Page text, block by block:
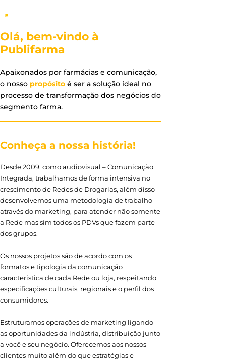
Olá, bem-vindo à
Publifarma
Apaixonados por farmácias e comunicação,
o nosso propósito é ser a solução ideal no
processo de transformação dos negócios do
segmento farma.
Conheça a nossa história!
Desde 2009, como audiovisual – Comunicação
Integrada, trabalhamos de forma intensiva no
crescimento de Redes de Drogarias, além disso
desenvolvemos uma metodologia de trabalho
através do marketing, para atender não somente
a Rede mas sim todos os PDVs que fazem parte
dos grupos.
Os nossos projetos são de acordo com os
formatos e tipologia da comunicação
característica de cada Rede ou loja, respeitando
especificações culturais, regionais e o perfil dos
consumidores.
Estruturamos operações de marketing ligando
as oportunidades da indústria, distribuição junto
a você e seu negócio. Oferecemos aos nossos
clientes muito além do que estratégias e